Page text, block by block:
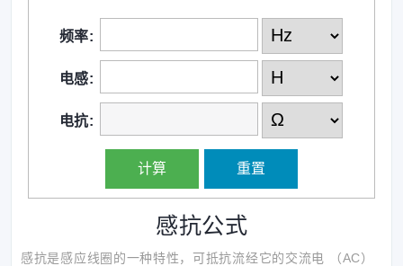
频率:
电感:
电抗:
感抗公式
感抗是感应线圈的一种特性，可抵抗流经它的交流电 （AC）